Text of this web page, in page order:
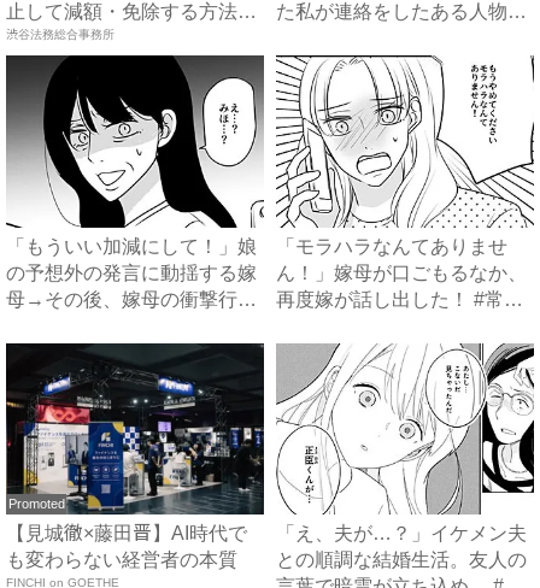
止して減額・免除する方法』
で...
渋谷法務総合事務所
た私が連絡をしたある人物と
「もういい加減にして！」娘
の予想外の発言に動揺する嫁
母→その後、嫁母の衝撃行動
「モラハラなんてありませ
ん！」嫁母が口ごもるなか、
再度嫁が話し出した！ #常識
Promoted
【見城徹×藤田晋】AI時代で
も変わらない経営者の本質
FINCHI on GOETHE
「え、夫が…？」イケメン夫
との順調な結婚生活。友人の